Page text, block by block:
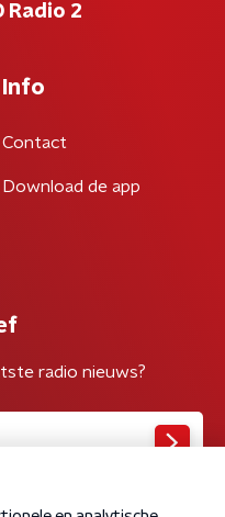
Radio 2
Info
Contact
Download de app
radio nieuws?